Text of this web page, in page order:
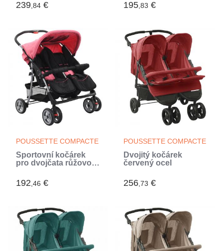
239,84 € 195,83 €
POUSSETTE COMPACTE
Sportovní kočárek
pro dvojčata růžovo-
192,46 €
POUSSETTE COMPACTE
Dvojitý kočárek
červený ocel
256,73 €